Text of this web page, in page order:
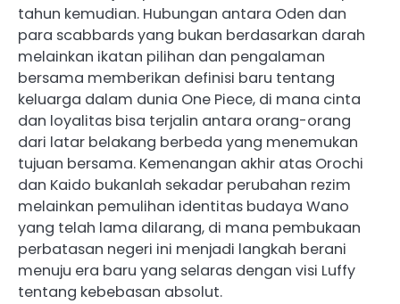
tahun kemudian. Hubungan antara Oden dan
para scabbards yang bukan berdasarkan darah
melainkan ikatan pilihan dan pengalaman
bersama memberikan definisi baru tentang
keluarga dalam dunia One Piece, di mana cinta
dan loyalitas bisa terjalin antara orang-orang
dari latar belakang berbeda yang menemukan
tujuan bersama. Kemenangan akhir atas Orochi
dan Kaido bukanlah sekadar perubahan rezim
melainkan pemulihan identitas budaya Wano
yang telah lama dilarang, di mana pembukaan
perbatasan negeri ini menjadi langkah berani
menuju era baru yang selaras dengan visi Luffy
tentang kebebasan absolut.